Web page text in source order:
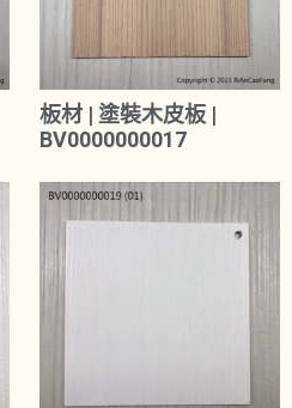
板材 | 塗裝木皮板 |
BV0000000017